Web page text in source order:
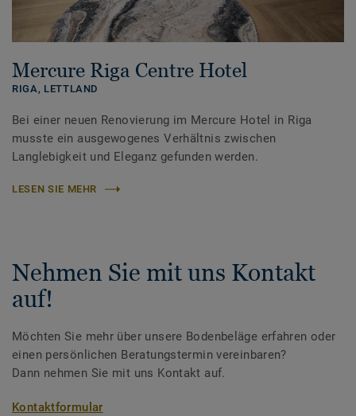
Mercure Riga Centre Hotel
RIGA, LETTLAND
Bei einer neuen Renovierung im Mercure Hotel in Riga
musste ein ausgewogenes Verhältnis zwischen
Langlebigkeit und Eleganz gefunden werden.
LESEN SIE MEHR
Nehmen Sie mit uns Kontakt
auf!
Möchten Sie mehr über unsere Bodenbeläge erfahren oder
einen persönlichen Beratungstermin vereinbaren?
Dann nehmen Sie mit uns Kontakt auf.
Kontaktformular